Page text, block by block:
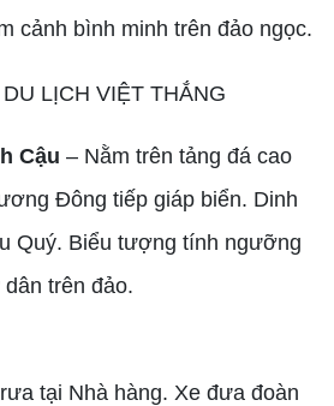
cảnh bình minh trên đảo ngọc.
Cậu – Nằm trên tảng đá cao
Đông tiếp giáp biển. Dinh
Quý. Biểu tượng tính ngưỡng
trên đảo.
tại Nhà hàng. Xe đưa đoàn